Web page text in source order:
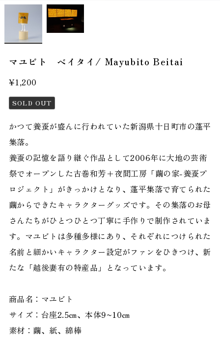
マユビト ベイタイ/ Mayubito Beitai
¥1,200
SOLD OUT
かつて養蚕が盛んに行われていた新潟県十日町市の蓬平
集落。
養蚕の記憶を語り継ぐ作品として2006年に大地の芸術
祭でオープンした古巻和芳+夜間工房「繭の家-養蚕プ
ロジェクト」がきっかけとなり、蓬平集落で育てられた
繭からできたキャラクターグッズです。その集落のお母
さんたちがひとつひとつ丁寧に手作りで制作されていま
す。マユビトは多種多様にあり、それぞれにつけられた
名前と細かいキャラクター設定がファンをひきつけ、新
たな「越後妻有の特産品」となっています。
商品名：マユビト
サイズ：台座2.5㎝、本体9~10㎝
素材：繭、紙、綿棒